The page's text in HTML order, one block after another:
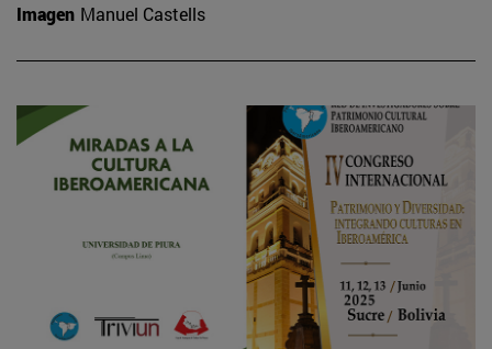
Imagen Manuel Castells